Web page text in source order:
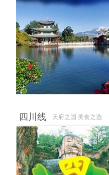
四川线 天府之国 美食之选